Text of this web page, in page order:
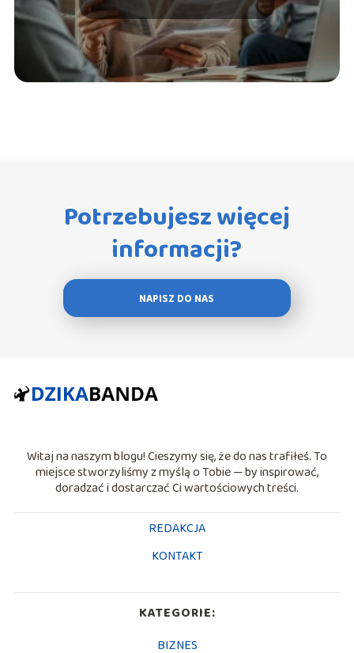
Potrzebujesz więcej
informacji?
NAPISZ DO NAS
Witaj na naszym blogu! Cieszymy się, że do nas trafiłeś. To
miejsce stworzyliśmy z myślą o Tobie — by inspirować,
doradzać i dostarczać Ci wartościowych treści.
REDAKCJA
KONTAKT
KATEGORIE:
BIZNES